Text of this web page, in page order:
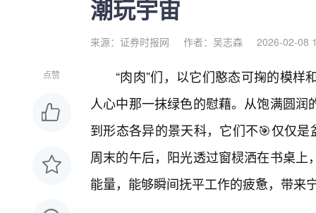
潮玩宇宙
来源：证券时报网 作者：吴志森 2026-02-08
点赞
“肉肉”们，以它们憨态可掬的模
人心中那一抹绿色的慰藉。从饱满圆
到形态各异的景天科，它们不🎯仅仅
周末的午后，阳光透过窗棂洒在书桌
能量，能够瞬间抚平工作的疲惫，带来